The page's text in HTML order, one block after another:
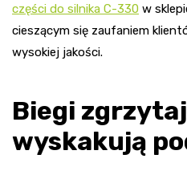
części do silnika C-330 w
cieszącym się zaufaniem
wysokiej jakości.
Biegi
wyskakują